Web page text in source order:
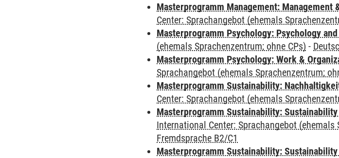
Masterprogramm Management: Management
Center: Sprachangebot (ehemals
Masterprogramm Psychology: Psychology
(ehemals Sprachenzentrum; ohne CPs) -
Masterprogramm Psychology: Work &
Sprachangebot (ehemals Sprachenzentrum;
Masterprogramm Sustainability:
Center: Sprachangebot (ehemals
Masterprogramm Sustainability:
International Center: Sprachangebot (ehemals
Fremdsprache B2/C1
Masterprogramm Sustainability: